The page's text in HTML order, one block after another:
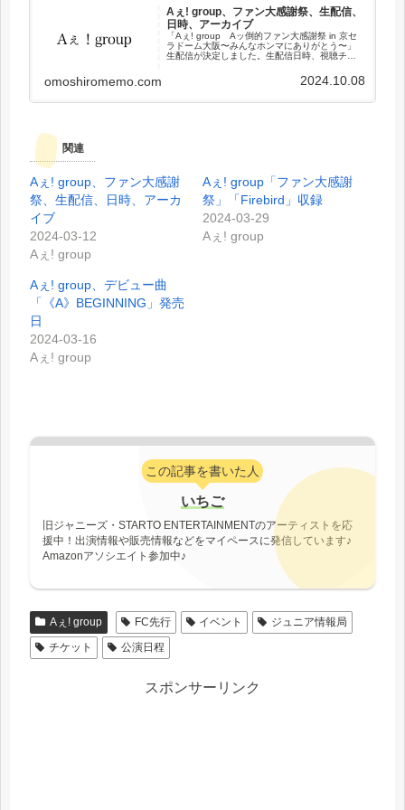
Aぇ! group、ファン大感謝祭、生配信、
日時、アーカイブ
「Aぇ! group Aッ倒的ファン大感謝祭 in 京セ
ラドーム大阪〜みんなホンマにありがとう〜」
生配信が決定しました。生配信日時、視聴チケ
omoshiromemo.com 2024.10.08
関連
Aぇ! group、ファン大感謝
祭、生配信、日時、アーカ
イブ
2024-03-12
Aぇ! group
Aぇ! group「ファン大感謝
祭」「Firebird」収録
2024-03-29
Aぇ! group
Aぇ! group、デビュー曲
「《A》BEGINNING」発売
日
2024-03-16
Aぇ! group
この記事を書いた人
いちご
旧ジャニーズ・STARTO ENTERTAINMENTのアーティストを応
援中！出演情報や販売情報などをマイペースに発信しています♪
Amazonアソシエイト参加中♪
Aぇ! group FC先行 イベント
ジュニア情報局
チケット
公演日程
スポンサーリンク